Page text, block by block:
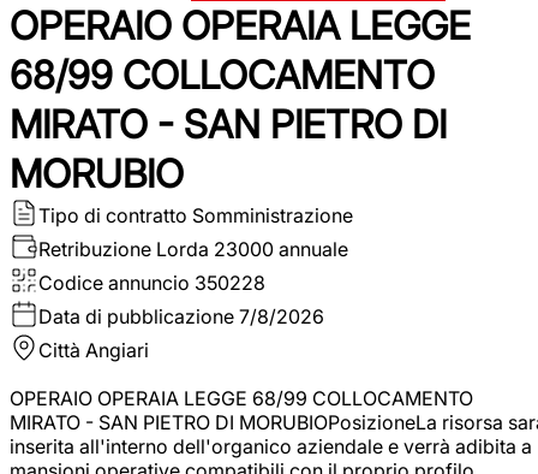
OPERAIO OPERAIA LEGGE
68/99 COLLOCAMENTO
MIRATO - SAN PIETRO DI
MORUBIO
Tipo di contratto Somministrazione
Retribuzione Lorda 23000 annuale
Codice annuncio 350228
Data di pubblicazione 7/8/2026
Città Angiari
OPERAIO OPERAIA LEGGE 68/99 COLLOCAMENTO
MIRATO - SAN PIETRO DI MORUBIOPosizioneLa risorsa
inserita all'interno dell'organico aziendale e verrà adibita a